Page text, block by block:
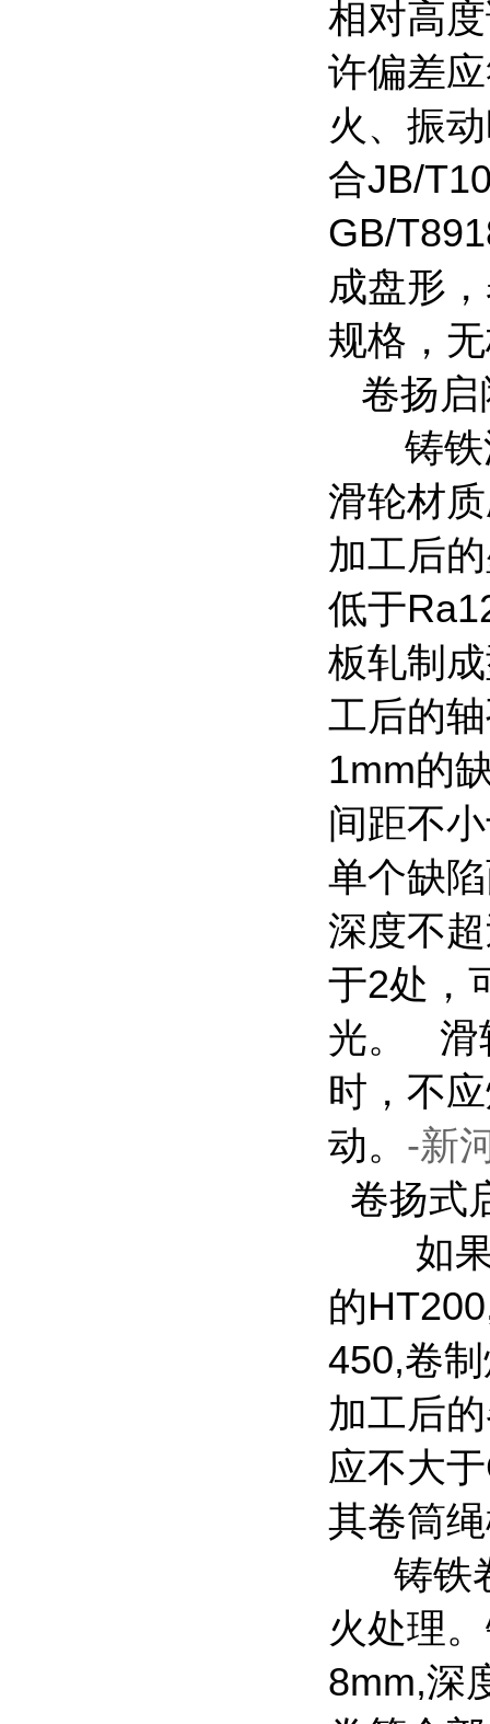
相对高
许偏差
火、振
合JB/
GB/
成盘形
规格，
卷扬
铸
滑轮材
加工后
低于
板轧制
工后的
1mm的
间距不
单个缺
深度不
于2处，
光。
滑
时，不
动。 -新
卷扬式
如
的
450,卷
加工后
应不大于
其卷筒
铸铁
火处理
8mm,深